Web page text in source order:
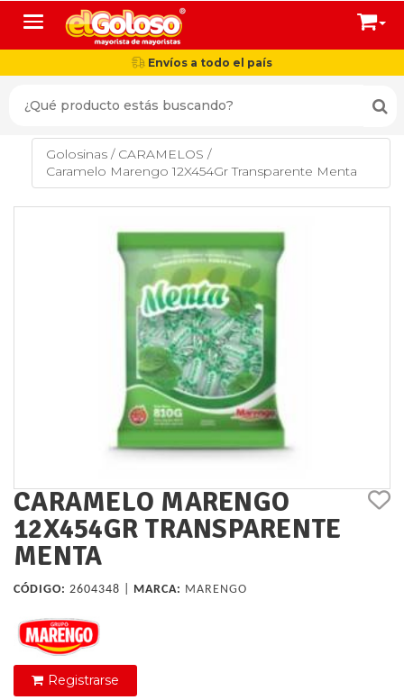
Toggle navigation
Envíos a todo el país
Golosinas / CARAMELOS /
Caramelo Marengo 12X454Gr Transparente Menta
CARAMELO MARENGO
12X454GR TRANSPARENTE
MENTA
CÓDIGO: 2604348 | MARCA: MARENGO
Registrarse